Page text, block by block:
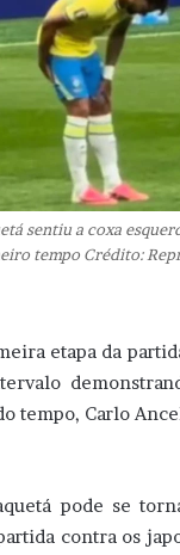
sentiu a coxa
tempo Crédito:
etapa da
tempo, Carlo
pode se
contra os